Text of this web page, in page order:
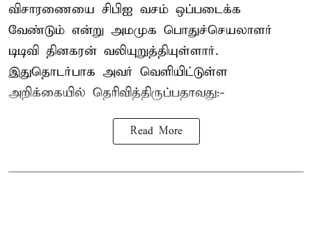
விசாரணையை சிபிஐ வசம் ஒப்படைக்க
வேண்டும் என்று அமமுக பொதுச்செயலாளர்
டிடிவி தினகரன் வலியுறுத்தியுள்ளார்.
இதுதொடர்பாக அவர் வெளியிட்டுள்ள
அறிக்கையில் தெரிவித்திருப்பதாவது:-
Read More